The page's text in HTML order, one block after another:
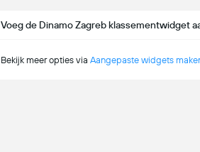
Voeg de Dinamo Zagreb klassementwidget
Bekijk meer opties via Aangepaste widgets